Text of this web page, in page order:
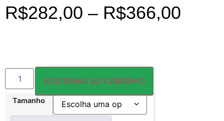
R$282,00 – R$366,00
Tamanho
ADICIONAR AO CARRINHO